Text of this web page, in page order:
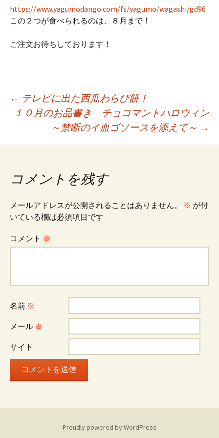
https://www.yagumodango.com/fs/yagumo/wagashi/gd96
この２つが食べられるのは、８月まで！
ご注文お待ちしております！
投
ビ
ゲ
ー
シ
ョ
ン
← テレビに出た西瓜わらび餅！
１０月のお品書き チョコマントハロウィン
～禁断のイ血ゴソースを添えて～ →
コメントを残す
メールアドレスが公開されることはありません。 ※ が付
いている欄は必須項目です
コメント ※
名前 ※
メール ※
サイト
Proudly powered by WordPress